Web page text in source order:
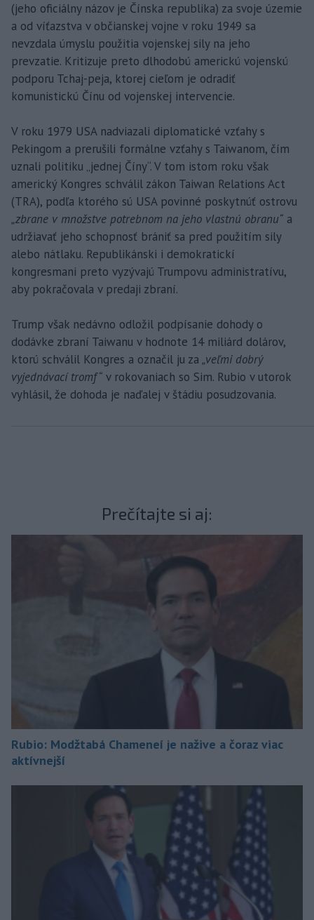
(jeho oficiálny názov je Čínska republika) za svoje územie
a od víťazstva v občianskej vojne v roku 1949 sa
nevzdala úmyslu použitia vojenskej sily na jeho
prevzatie. Kritizuje preto dlhodobú americkú vojenskú
podporu Tchaj-peja, ktorej cieľom je odradiť
komunistickú Čínu od vojenskej intervencie.
V roku 1979 USA nadviazali diplomatické vzťahy s
Pekingom a prerušili formálne vzťahy s Taiwanom, čím
uznali politiku „jednej Číny“. V tom istom roku však
americký Kongres schválil zákon Taiwan Relations Act
(TRA), podľa ktorého sú USA povinné poskytnúť ostrovu
„zbrane v množstve potrebnom na jeho vlastnú obranu“ a
udržiavať jeho schopnosť brániť sa pred použitím sily
alebo nátlaku. Republikánski i demokratickí
kongresmani preto vyzývajú Trumpovu administratívu,
aby pokračovala v predaji zbraní.
Trump však nedávno odložil podpísanie dohody o
dodávke zbraní Taiwanu v hodnote 14 miliárd dolárov,
ktorú schválil Kongres a označil ju za „veľmi dobrý
vyjednávací tromf“ v rokovaniach so Sim. Rubio v utorok
vyhlásil, že dohoda je naďalej v štádiu posudzovania.
Prečítajte si aj:
Rubio: Modžtabá Chameneí je nažive a čoraz viac
aktívnejší